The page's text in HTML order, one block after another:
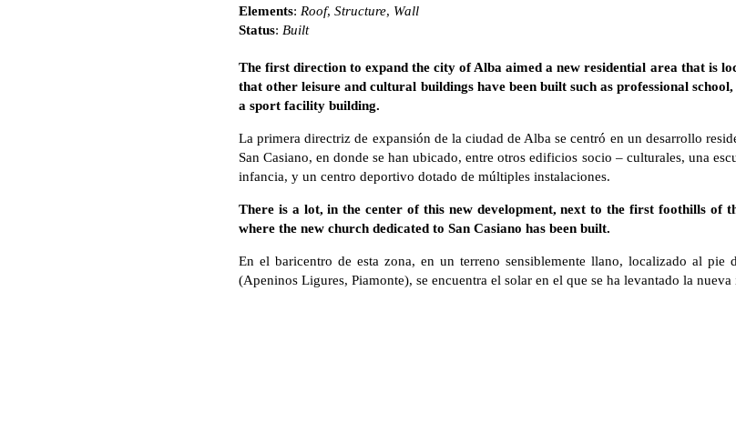
Elements: Roof, Structure, Wall
Status: Built
The first direction to expand the city of Alba aimed a new residential area that is
that other leisure and cultural buildings have been built such as professional
a sport facility building.
La primera directriz de expansión de la ciudad de Alba se centró en un desarrollo
San Casiano, en donde se han ubicado, entre otros edificios socio – culturales, una
infancia, y un centro deportivo dotado de múltiples instalaciones.
There is a lot, in the center of this new development, next to the first foothills of
where the new church dedicated to San Casiano has been built.
En el baricentro de esta zona, en un terreno sensiblemente llano, localizado al pie
(Apeninos Ligures, Piamonte), se encuentra el solar en el que se ha levantado la